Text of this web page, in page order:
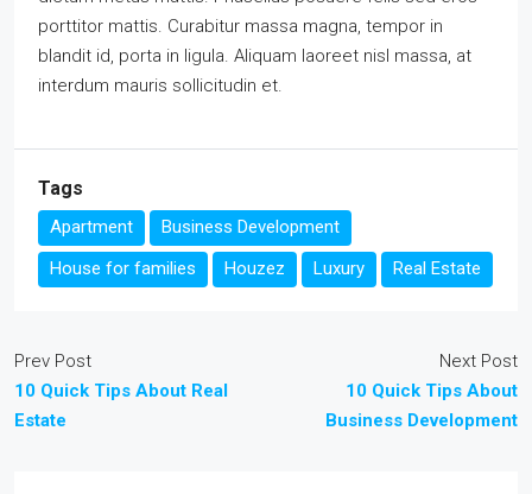
porttitor mattis. Curabitur massa magna, tempor in
blandit id, porta in ligula. Aliquam laoreet nisl massa, at
interdum mauris sollicitudin et.
Tags
Apartment
Business Development
House for families
Houzez Luxury Real Estate
Prev Post
10 Quick Tips About Real
Estate
Next Post
10 Quick Tips About
Business Development